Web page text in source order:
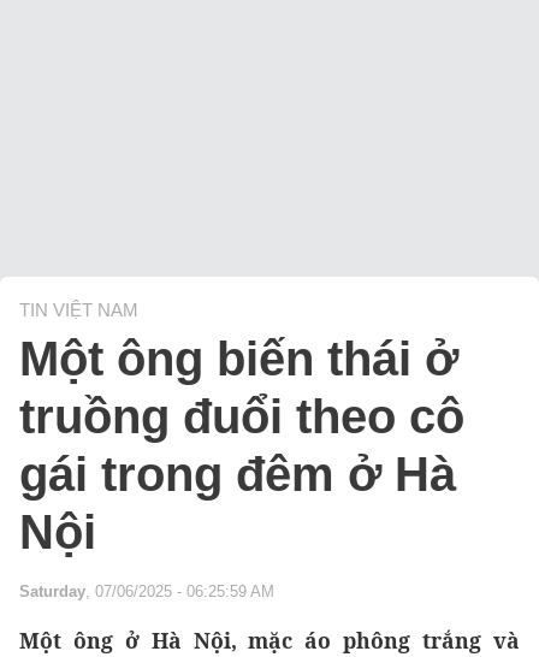
TIN VIỆT NAM
Một ông biến thái ở
truồng đuổi theo cô
gái trong đêm ở Hà
Nội
Saturday, 07/06/2025 - 06:25:59 AM
Một ông ở Hà Nội, mặc áo phông trắng và